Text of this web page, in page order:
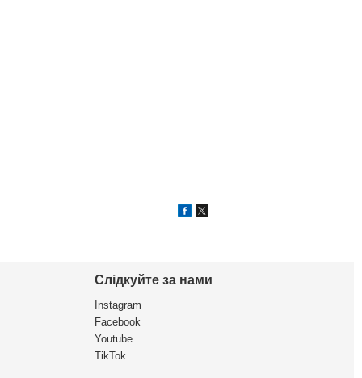
Слідкуйте за нами
Instagram
Facebook
Youtube
TikTok